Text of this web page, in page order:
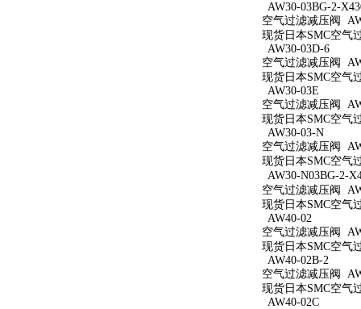
AW30-03BG-2-
空气过滤减压阀
现货日本SMC空气
AW30-03D-6
空气过滤减压阀
现货日本SMC空气
AW30-03E
空气过滤减压阀
现货日本SMC空气
AW30-03-N
空气过滤减压阀
现货日本SMC空气
AW30-N03BG-2-
空气过滤减压阀
现货日本SMC空气
AW40-02
空气过滤减压阀
现货日本SMC空气
AW40-02B-2
空气过滤减压阀
现货日本SMC空气
AW40-02C